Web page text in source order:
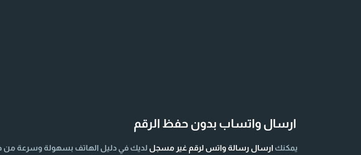
ارسال واتساب بدون حفظ الرقم
يمكنك ارسال رسالة واتس لرقم غير مسجل لديك في دليل الهاتف بسهولة وسرعة من